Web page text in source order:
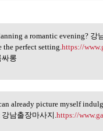
a romantic
a romantic evening? 강
the perfect setting.https://
싸롱
already picture
already picture myself
강남출장마사지. https://